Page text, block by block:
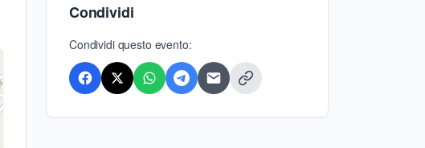
Condividi
Condividi questo evento: